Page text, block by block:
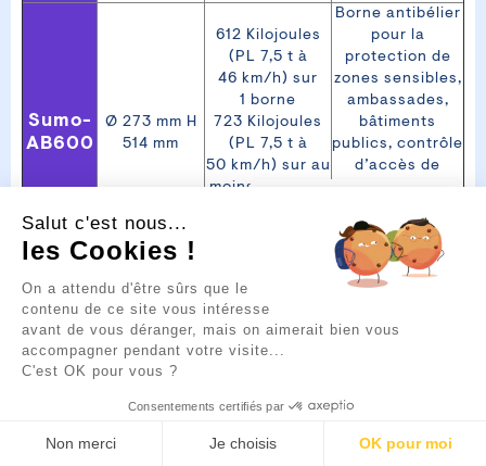
Sumo-
AB600
Ø 273 mm H
514 mm
612 Kilojoules
(PL 7,5 t à
46 km/h) sur
1 borne
723 Kilojoules
(PL 7,5 t à
50 km/h) sur au
moins 2 bornes
Borne antibélier
pour la
protection de
zones sensibles,
ambassades,
bâtiments
publics, contrôle
d’accès de
l’élan d’un
véhicule lourd
Sumo-
Ø 273 mmH
(PL 6,8 à
1 borne
50 km/h) sur au
certifiées
d’aménagement urbain ou
de sécurisation ?
Je suis là pour vous guider.
Cliquez sur la bulle ci-
dessous pour discuter 👇
EN
Salut c'est nous...
les Cookies !
On a attendu d'être sûrs que le
contenu de ce site vous intéresse
avant de vous déranger, mais on aimerait bien vous
accompagner pendant votre visite...
C'est OK pour vous ?
Consentements certifiés par
Non merci Je choisis OK pour moi